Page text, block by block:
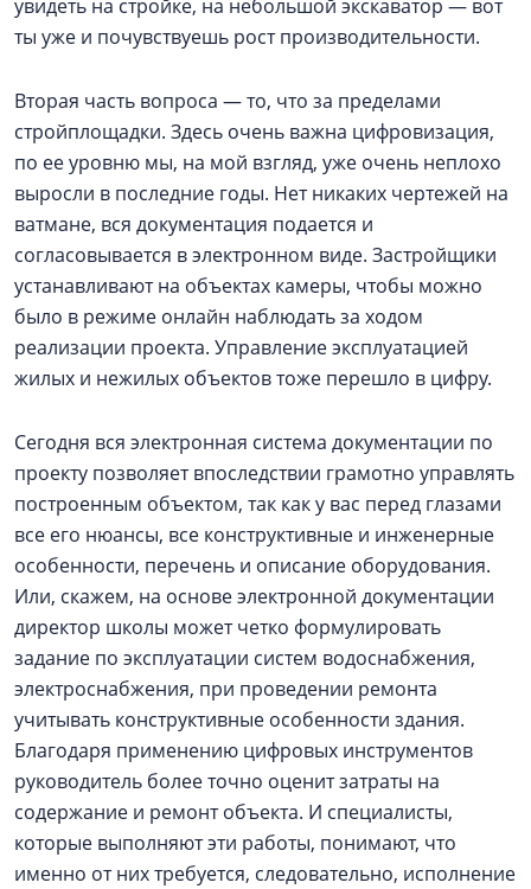
увидеть на стройке, на небольшой экскаватор — вот
ты уже и почувствуешь рост производительности.
Вторая часть вопроса — то, что за пределами
стройплощадки. Здесь очень важна цифровизация,
по ее уровню мы, на мой взгляд, уже очень неплохо
выросли в последние годы. Нет никаких чертежей на
ватмане, вся документация подается и
согласовывается в электронном виде. Застройщики
устанавливают на объектах камеры, чтобы можно
было в режиме онлайн наблюдать за ходом
реализации проекта. Управление эксплуатацией
жилых и нежилых объектов тоже перешло в цифру.
Сегодня вся электронная система документации по
проекту позволяет впоследствии грамотно управлять
построенным объектом, так как у вас перед глазами
все его нюансы, все конструктивные и инженерные
особенности, перечень и описание оборудования.
Или, скажем, на основе электронной документации
директор школы может четко формулировать
задание по эксплуатации систем водоснабжения,
электроснабжения, при проведении ремонта
учитывать конструктивные особенности здания.
Благодаря применению цифровых инструментов
руководитель более точно оценит затраты на
содержание и ремонт объекта. И специалисты,
которые выполняют эти работы, понимают, что
именно от них требуется, следовательно, исполнение